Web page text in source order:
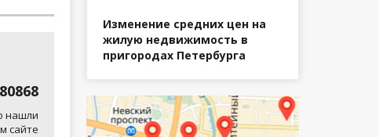
Изменение средних цен на
жилую недвижимость в
пригородах Петербурга
нашли
сайте